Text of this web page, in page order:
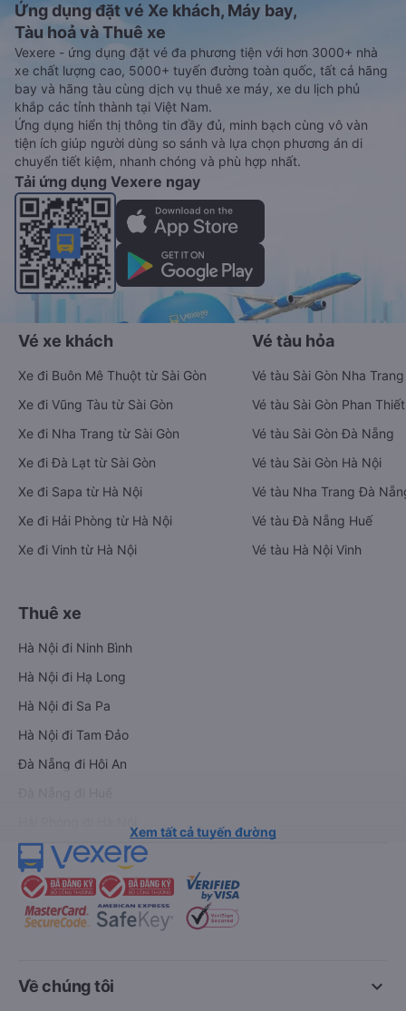
Ứng dụng đặt vé Xe khách, Máy bay,
Tàu hoả và Thuê xe
Vexere - ứng dụng đặt vé đa phương tiện với hơn 3000+ nhà
xe chất lượng cao, 5000+ tuyến đường toàn quốc, tất cả hãng
bay và hãng tàu cùng dịch vụ thuê xe máy, xe du lịch phủ
khắp các tỉnh thành tại Việt Nam.
Ứng dụng hiển thị thông tin đầy đủ, minh bạch cùng vô vàn
tiện ích giúp người dùng so sánh và lựa chọn phương án di
chuyển tiết kiệm, nhanh chóng và phù hợp nhất.
Tải ứng dụng Vexere ngay
Vé xe khách
Xe đi Buôn Mê Thuột từ Sài Gòn
Xe đi Vũng Tàu từ Sài Gòn
Xe đi Nha Trang từ Sài Gòn
Xe đi Đà Lạt từ Sài Gòn
Xe đi Sapa từ Hà Nội
Xe đi Hải Phòng từ Hà Nội
Xe đi Vinh từ Hà Nội
Vé tàu hỏa
Vé tàu Sài Gòn Nha Trang
Vé tàu Sài Gòn Phan Thiết
Vé tàu Sài Gòn Đà Nẵng
Vé tàu Sài Gòn Hà Nội
Vé tàu Nha Trang Đà
Vé tàu Đà Nẵng Huế
Vé tàu Hà Nội Vinh
Thuê xe
Hà Nội đi Ninh Bình
Hà Nội đi Hạ Long
Hà Nội đi Sa Pa
Hà Nội đi Tam Đảo
Đà Nẵng đi Hội An
Xem tất cả tuyến đường
keyboard_arrow_down
Về chúng tôi